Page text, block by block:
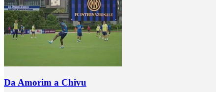
Da Amorim a Chivu